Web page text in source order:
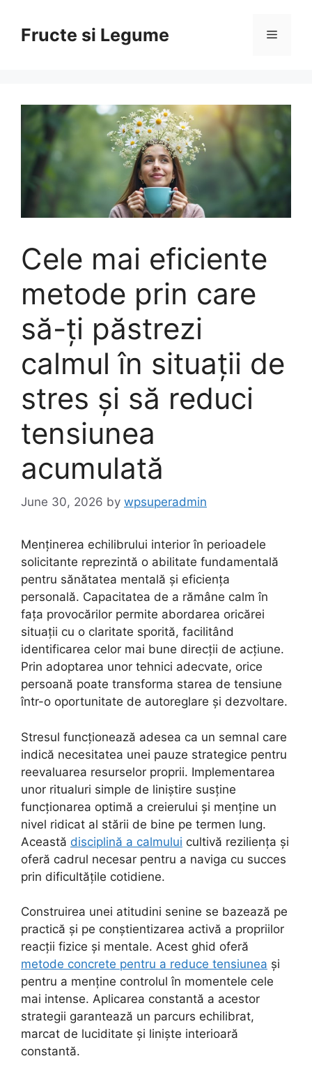
contentFructe si Legume Menu
Cele mai eficiente
metode prin care
să-ți păstrezi
calmul în situații de
stres și să reduci
tensiunea
acumulată
June 30, 2026 by wpsuperadmin
Menținerea echilibrului interior în perioadele
solicitante reprezintă o abilitate fundamentală
pentru sănătatea mentală și eficiența
personală. Capacitatea de a rămâne calm în
fața provocărilor permite abordarea oricărei
situații cu o claritate sporită, facilitând
identificarea celor mai bune direcții de acțiune.
Prin adoptarea unor tehnici adecvate, orice
persoană poate transforma starea de tensiune
într-o oportunitate de autoreglare și dezvoltare.
Stresul funcționează adesea ca un semnal care
indică necesitatea unei pauze strategice pentru
reevaluarea resurselor proprii. Implementarea
unor ritualuri simple de liniștire susține
funcționarea optimă a creierului și menține un
nivel ridicat al stării de bine pe termen lung.
Această disciplină a calmului cultivă reziliența și
oferă cadrul necesar pentru a naviga cu succes
prin dificultățile cotidiene.
Construirea unei atitudini senine se bazează pe
practică și pe conștientizarea activă a propriilor
reacții fizice și mentale. Acest ghid oferă
metode concrete pentru a reduce tensiunea și
pentru a menține controlul în momentele cele
mai intense. Aplicarea constantă a acestor
strategii garantează un parcurs echilibrat,
marcat de luciditate și liniște interioară
constantă.